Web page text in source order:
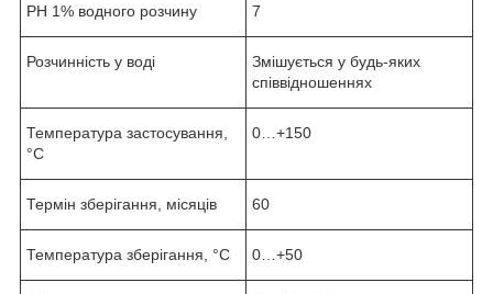
РН 1% водного розчину 7
Розчинність у воді
Змішується у будь-яких
співвідношеннях
Температура застосування,
°С
0…+150
Термін зберігання, місяців 60
Температура зберігання, °С 0…+50